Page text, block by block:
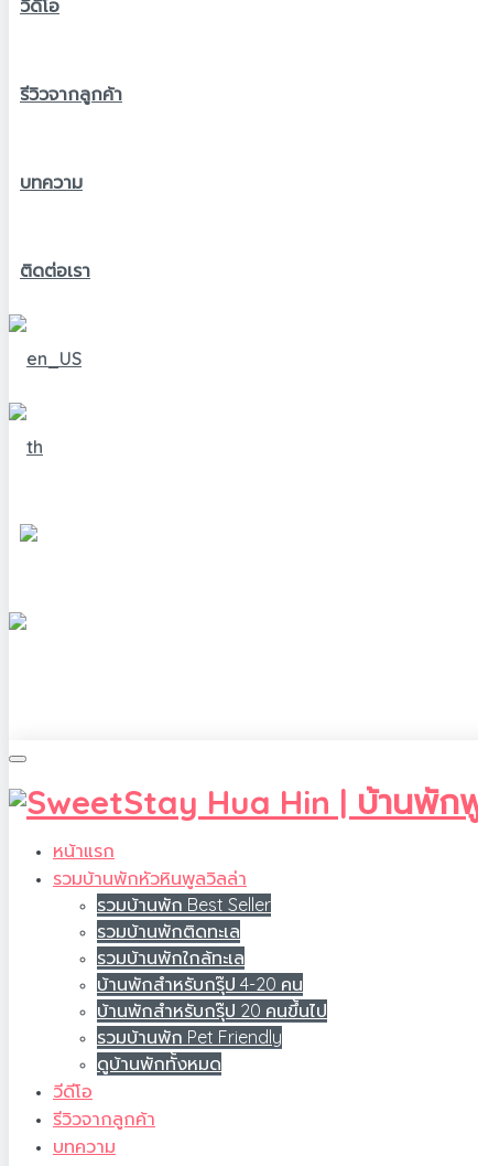
วีดีโอ
รีวิวจากลูกค้า
บทความ
ติดต่อเรา
หน้าแรก
รวมบ้านพักหัวหินพูลวิลล่า
รวมบ้านพัก Best Seller
รวมบ้านพักติดทะเล
รวมบ้านพักใกล้ทะเล
บ้านพักสำหรับกรุ๊ป 4-20 คน
บ้านพักสำหรับกรุ๊ป 20 คนขึ้นไป
รวมบ้านพัก Pet Friendly
ดูบ้านพักทั้งหมด
วีดีโอ
รีวิวจากลูกค้า
บทความ